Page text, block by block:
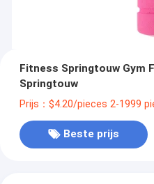
Fitness Springtouw Gym
Springtouw
Prijs：$4.20/pieces 2-1999
Beste prijs